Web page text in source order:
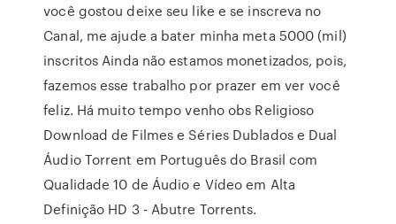
você gostou deixe seu like e se inscreva no
Canal, me ajude a bater minha meta 5000 (mil)
inscritos Ainda não estamos monetizados, pois,
fazemos esse trabalho por prazer em ver você
feliz. Há muito tempo venho obs Religioso
Download de Filmes e Séries Dublados e Dual
Áudio Torrent em Português do Brasil com
Qualidade 10 de Áudio e Vídeo em Alta
Definição HD 3 - Abutre Torrents.